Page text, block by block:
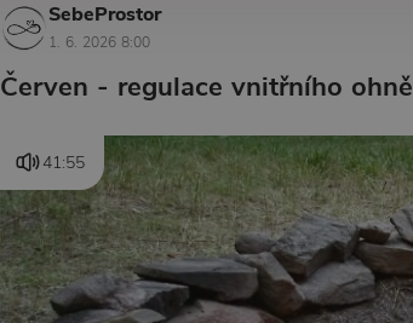
SebeProstor
1. 6. 2026 8:00
Červen - regulace vnitřního ohně
41:55